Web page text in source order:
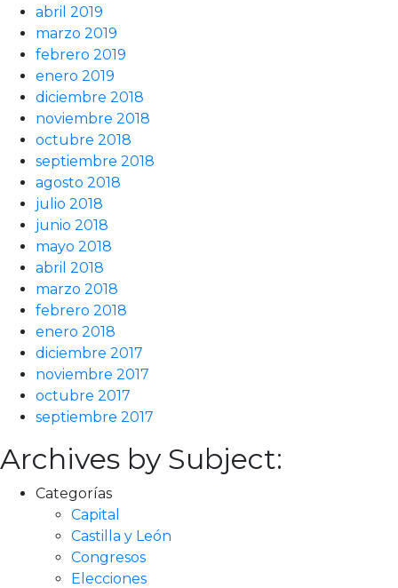
abril 2019
marzo 2019
febrero 2019
enero 2019
diciembre 2018
noviembre 2018
octubre 2018
septiembre 2018
agosto 2018
julio 2018
junio 2018
mayo 2018
abril 2018
marzo 2018
febrero 2018
enero 2018
diciembre 2017
noviembre 2017
octubre 2017
septiembre 2017
Archives by Subject:
Categorías
Capital
Castilla y León
Congresos
Elecciones